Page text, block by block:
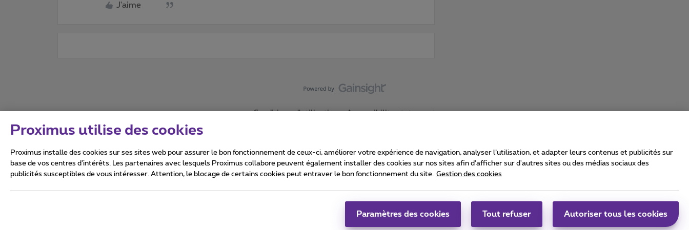
J'aime
Conditions d'utilisation Accessibility statement
Tous droits réservés. ©2026Proximus
Carrier & Wholesale Solutions
Proximus Group
|
Proximus utilise des cookies
Proximus installe des cookies sur ses sites web pour assurer le bon fonctionnement de ceux-ci, améliorer votre expérience de navigation, analyser l’utilisation, et adapter leurs contenus et publicités sur
base de vos centres d’intérêts. Les partenaires avec lesquels Proximus collabore peuvent également installer des cookies sur nos sites afin d’afficher sur d'autres sites ou des médias sociaux des
publicités susceptibles de vous intéresser. Attention, le blocage de certains cookies peut entraver le bon fonctionnement du site. Gestion des cookies
Paramètres des cookies Tout refuser Autoriser tous les cookies